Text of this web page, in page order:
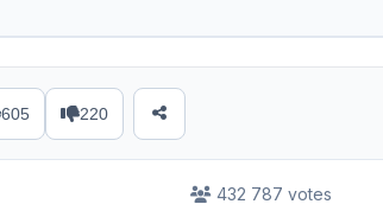
605 220
432 787 votes